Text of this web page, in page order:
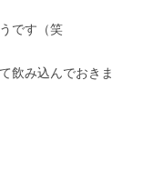
です（笑
飲み込んでおきま